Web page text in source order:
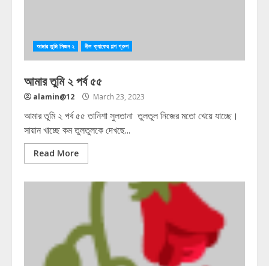
আমার তুমি সিজন ২ নীল ক্যাফের গল্প গ্রুপ
আমার তুমি ২ পর্ব ৫৫
alamin@12 March 23, 2023
আমার তুমি ২ পর্ব ৫৫ তানিশা সুলতানা তুলতুল নিজের মতো খেয়ে যাচ্ছে।
সায়ান খাচ্ছে কম তুলতুলকে দেখছে...
Read More